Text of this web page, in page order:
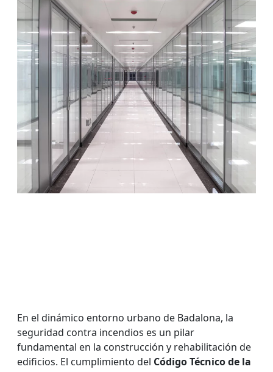
En el dinámico entorno urbano de Badalona, la
seguridad contra incendios es un pilar
fundamental en la construcción y rehabilitación de
edificios. El cumplimiento del Código Técnico de la